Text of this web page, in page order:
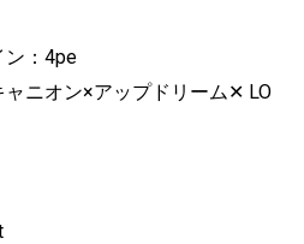
ン：4pe
ニオン×アップドリーム✕ LO